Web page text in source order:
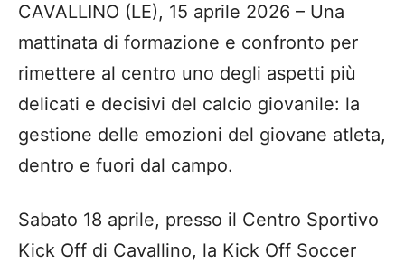
CAVALLINO (LE), 15 aprile 2026 – Una
mattinata di formazione e confronto per
rimettere al centro uno degli aspetti più
delicati e decisivi del calcio giovanile: la
gestione delle emozioni del giovane atleta,
dentro e fuori dal campo.
Sabato 18 aprile, presso il Centro Sportivo
Kick Off di Cavallino, la Kick Off Soccer